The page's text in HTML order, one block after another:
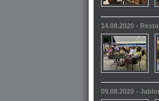
14.08.2020 -
09.08.2020 -